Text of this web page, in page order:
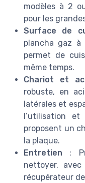
modèles à 2
pour les
Surface de
plancha gaz à
permet de
même temps.
Chariot et
robuste, en
latérales et
l’utilisation
proposent un
la plaque.
Entretien :
nettoyer,
récupérateur